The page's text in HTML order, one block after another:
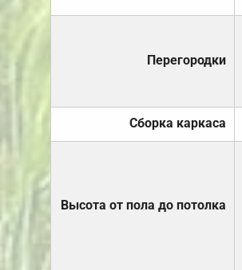
Перегородки
Сборка каркаса
Высота от пола до потолка